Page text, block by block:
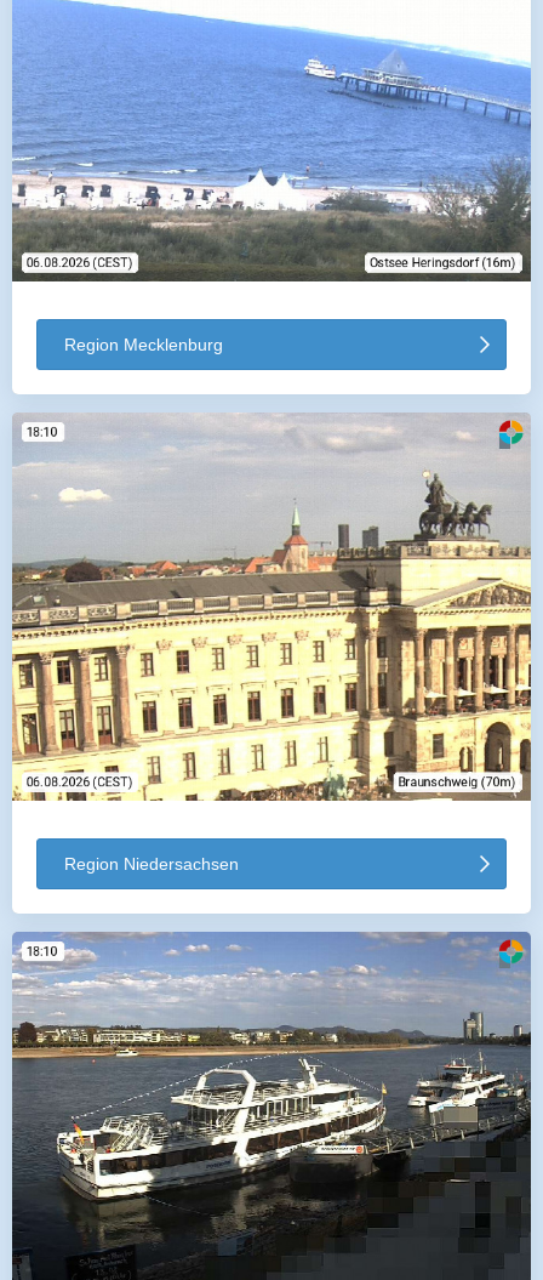
Region Mecklenburg
Region Niedersachsen